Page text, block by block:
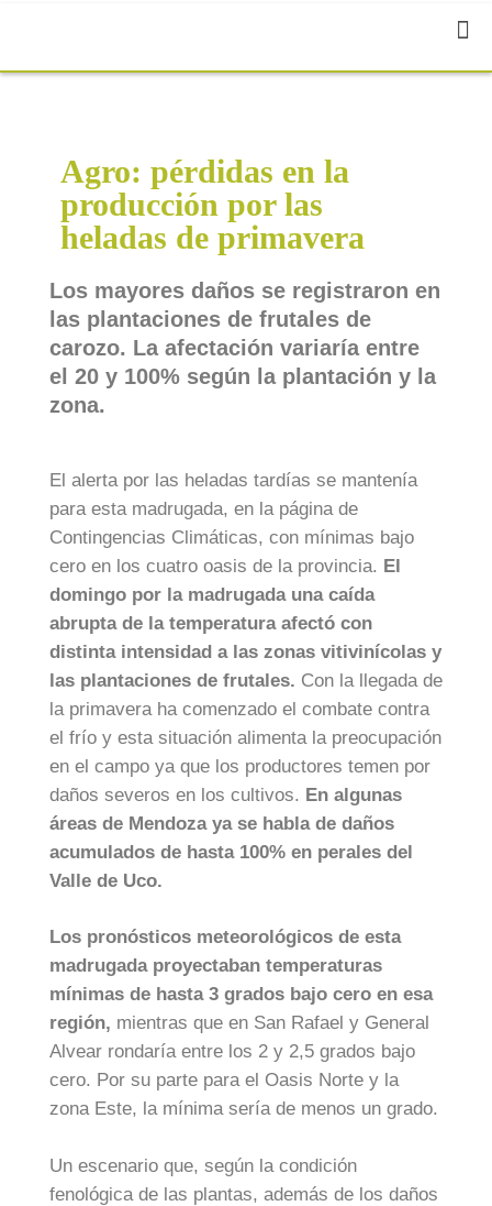
Agro: pérdidas en la
producción por las
heladas de primavera
Los mayores daños se registraron en
las plantaciones de frutales de
carozo. La afectación variaría entre
el 20 y 100% según la plantación y la
zona.
El alerta por las heladas tardías se mantenía
para esta madrugada, en la página de
Contingencias Climáticas, con mínimas bajo
cero en los cuatro oasis de la provincia. El
domingo por la madrugada una caída
abrupta de la temperatura afectó con
distinta intensidad a las zonas vitivinícolas y
las plantaciones de frutales. Con la llegada de
la primavera ha comenzado el combate contra
el frío y esta situación alimenta la preocupación
en el campo ya que los productores temen por
daños severos en los cultivos. En algunas
áreas de Mendoza ya se habla de daños
acumulados de hasta 100% en perales del
Valle de Uco.
Los pronósticos meteorológicos de esta
madrugada proyectaban temperaturas
mínimas de hasta 3 grados bajo cero en esa
región, mientras que en San Rafael y General
Alvear rondaría entre los 2 y 2,5 grados bajo
cero. Por su parte para el Oasis Norte y la
zona Este, la mínima sería de menos un grado.
Un escenario que, según la condición
fenológica de las plantas, además de los daños